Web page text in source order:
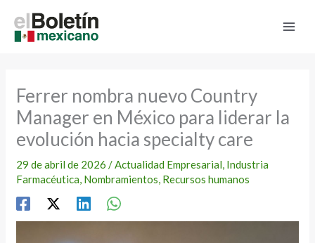
contenido
Ferrer nombra nuevo Country
Manager en México para liderar la
evolución hacia specialty care
29 de abril de 2026/Actualidad Empresarial, Industria
Farmacéutica, Nombramientos, Recursos humanos